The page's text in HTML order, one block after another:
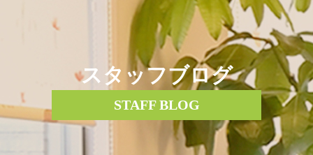
スタッフブログ
STAFF BLOG